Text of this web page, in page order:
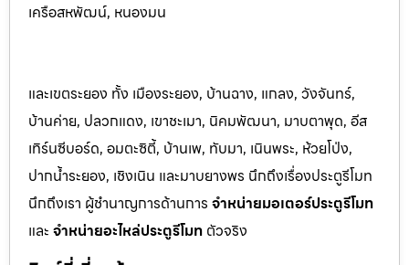
เครือสหพัฒน์, หนองมน
และเขตระยอง ทั้ง เมืองระยอง, บ้านฉาง, แกลง, วังจันทร์,
บ้านค่าย, ปลวกแดง, เขาชะเมา, นิคมพัฒนา, มาบตาพุด, อีส
เทิร์นซีบอร์ด, อมตะซิตี้, บ้านเพ, ทับมา, เนินพระ, ห้วยโป่ง,
ปากน้ำระยอง, เชิงเนิน และมาบยางพร นึกถึงเรื่องประตูรีโมท
นึกถึงเรา ผู้ชำนาญการด้านการ จำหน่ายมอเตอร์ประตูรีโมท
และ จำหน่ายอะไหล่ประตูรีโมท ตัวจริง